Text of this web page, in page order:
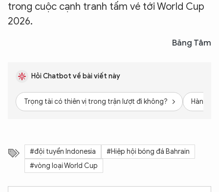
trong cuộc cạnh tranh tấm vé tới World Cup
2026.
Băng Tâm
Hỏi Chatbot về bài viết này
Trọng tài có thiên vị trong trận lượt đi không? Hành vi
#đội tuyển Indonesia
#Hiệp hội bóng đá Bahrain
#vòng loại World Cup